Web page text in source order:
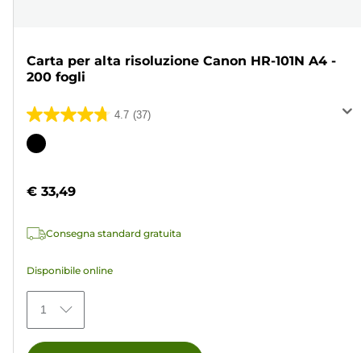
Carta per alta risoluzione Canon HR-101N A4 -
200 fogli
4.7 (37)
4.7
su
37
Cartuccia
€ 33,49
Consegna standard gratuita
Disponibile online
1